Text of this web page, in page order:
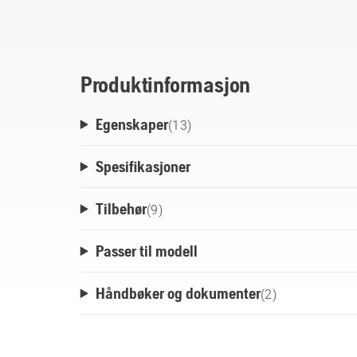
Produktinformasjon
Egenskaper(13)
Spesifikasjoner
Tilbehør(9)
Passer til modell
Håndbøker og dokumenter(2)